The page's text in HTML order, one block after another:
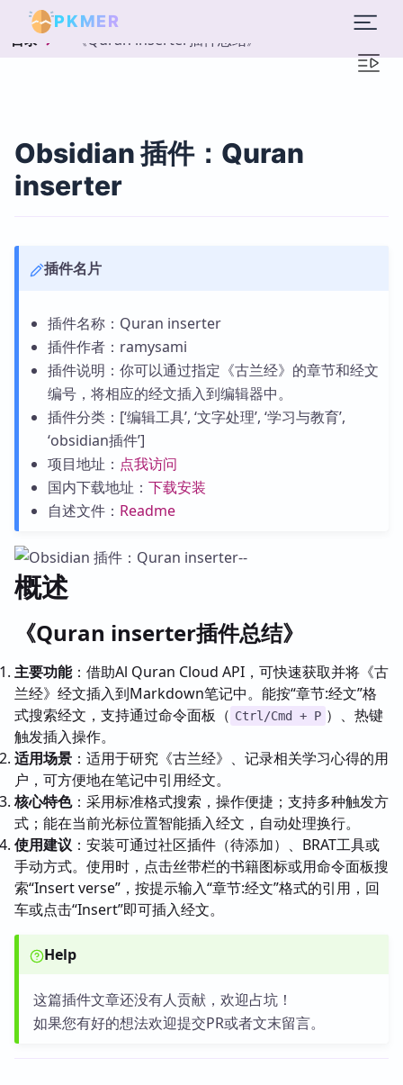
PKMER
目录 《Quran inserter插件总结》
Obsidian 插件：Quran
inserter
插件名片
插件名称：Quran inserter
插件作者：ramysami
插件说明：你可以通过指定《古兰经》的章节和经文
编号，将相应的经文插入到编辑器中。
插件分类：[‘编辑工具’, ‘文字处理’, ‘学习与教育’,
‘obsidian插件’]
项目地址： 点我访问
国内下载地址： 下载安装
自述文件： Readme
概述
《Quran inserter插件总结》
主要功能：借助Al Quran Cloud API，可快速获取并将《古
兰经》经文插入到Markdown笔记中。能按“章节:经文”格
式搜索经文，支持通过命令面板（ Ctrl/Cmd + P ）、热键
触发插入操作。
适用场景 ：适用于研究《古兰经》、记录相关学习心得的用
户，可方便地在笔记中引用经文。
核心特色：采用标准格式搜索，操作便捷；支持多种触发方
式；能在当前光标位置智能插入经文，自动处理换行。
使用建议 ：安装可通过社区插件（待添加）、BRAT工具或
手动方式。使用时，点击丝带栏的书籍图标或用命令面板搜
索“Insert verse”，按提示输入“章节:经文”格式的引用，回
车或点击“Insert”即可插入经文。
Help
这篇插件文章还没有人贡献，欢迎占坑！
如果您有好的想法欢迎提交PR或者文末留言。